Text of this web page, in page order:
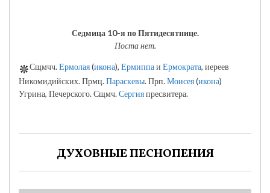
Седмица 10-я по Пятидесятнице.
Поста нет.
Сщмчч.Ермолая(икона), Ермиппаи Ермократа, иереев
Никомидийских. Прмц.Параскевы. Прп.Моисея(икона)
Угрина, Печерского. Сщмч.Сергияпресвитера.
ДУХОВНЫЕ ПЕСНОПЕНИЯ